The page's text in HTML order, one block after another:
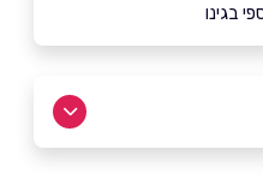
בגינו